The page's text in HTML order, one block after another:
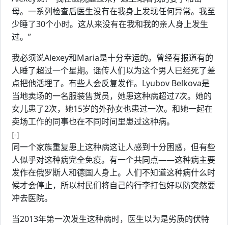
母。一系列检查后医生没有在我身上发现任何异常。我至
少睡了30个小时。这从来没有在我和我的亲人身上发生
过。”
我必须说Alexey和Maria是十分幸运的。曾经有报道有的
人睡了超过一个星期。谣传人们以为这个男人已经死了差
点把他活埋了。有些人会反复发作。Lyubov Belkova是
当地卖场的一名服装售货员，她患这种病超过7次。她的
女儿患了2次，她15岁的外孙女也患过一次。和她一起在
卖场工作的同事也在不同时间里患过这种病。
[-]
同一个家族重复患上这种病这让人感到十分困惑，但有些
人似乎对这种病完全免疫。有一个共同点——这种病主要
发作在俄罗斯人和德国人身上。人们不知道这种病什么时
候才会停止，所以村民们将自己的行李打包好以防突然要
冲去医院。
当2013年第一次发生这种病时，医生以为是劣质的伏特